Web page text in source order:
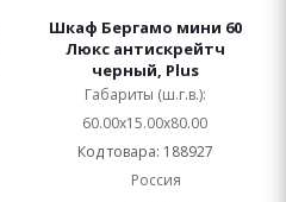
Шкаф Бергамо мини 60
Люкс антискрейтч
черный, Plus
Габариты (ш.г.в.):
60.00x15.00x80.00
Код товара: 188927
Россия